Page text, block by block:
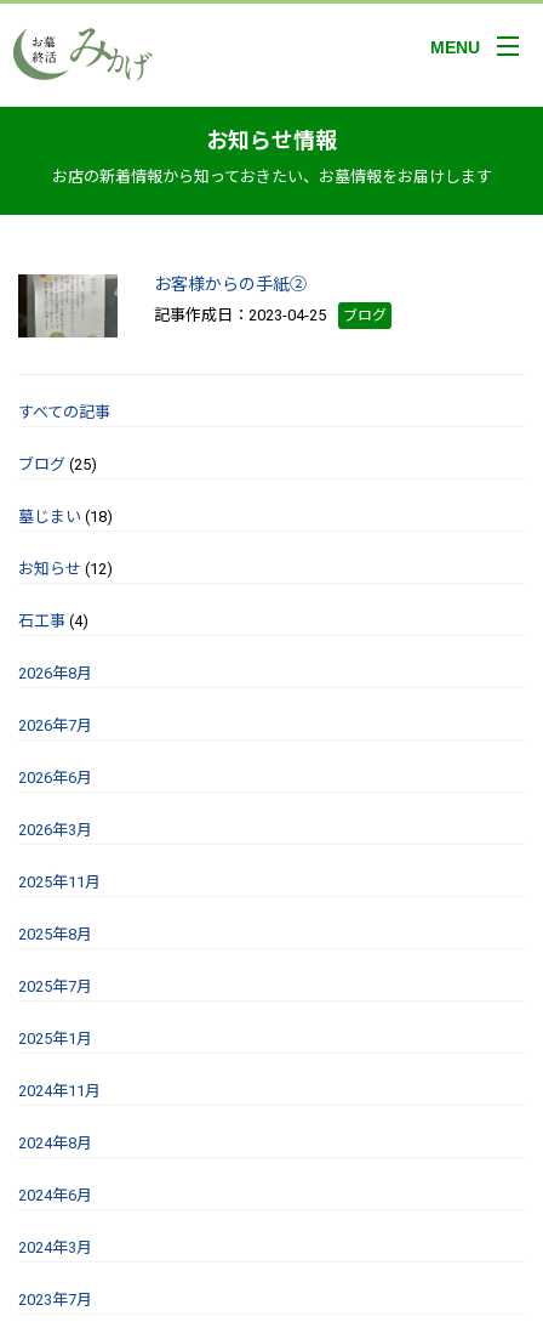
MENU
お知らせ情報
お店の新着情報から知っておきたい、お墓情報をお届けします
お客様からの手紙②
記事作成日：2023-04-25 ブログ
すべての記事
ブログ (25)
墓じまい (18)
お知らせ (12)
石工事 (4)
2026年8月
2026年7月
2026年6月
2026年3月
2025年11月
2025年8月
2025年7月
2025年1月
2024年11月
2024年8月
2024年6月
2024年3月
2023年7月